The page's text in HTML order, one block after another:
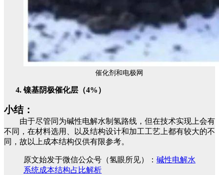
催化剂和电极网
镍基阴极催化层（4%）
小结：
由于尽管同为碱性电解水制氢路线，但在技术实现上会有
不同，在材料选用、以及结构设计和加工工艺上都有较大的不
同，故以上成本结构仅供有限参考。
原文始发于微信公众号（氢眼所见）： 碱性电解水
系统成本结构占比解析